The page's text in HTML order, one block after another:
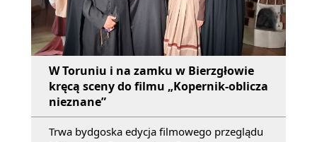
W Toruniu i na zamku w Bierzgłowie
kręcą sceny do filmu „Kopernik-oblicza
nieznane”
Trwa bydgoska edycja filmowego przeglądu